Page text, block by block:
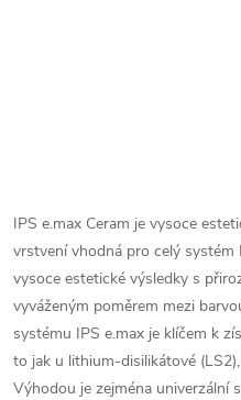
IPS e.max Ceram je vysoce
vrstvení vhodná pro celý systém
vysoce estetické výsledky s
vyváženým poměrem mezi
systému IPS e.max je klíčem k
to jak u lithium-disilikátové
Výhodou je zejména univerzální